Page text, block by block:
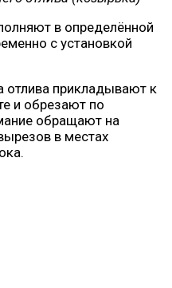
в определённой
с установкой
отлива прикладывают к
и обрезают по
обращают на
в местах